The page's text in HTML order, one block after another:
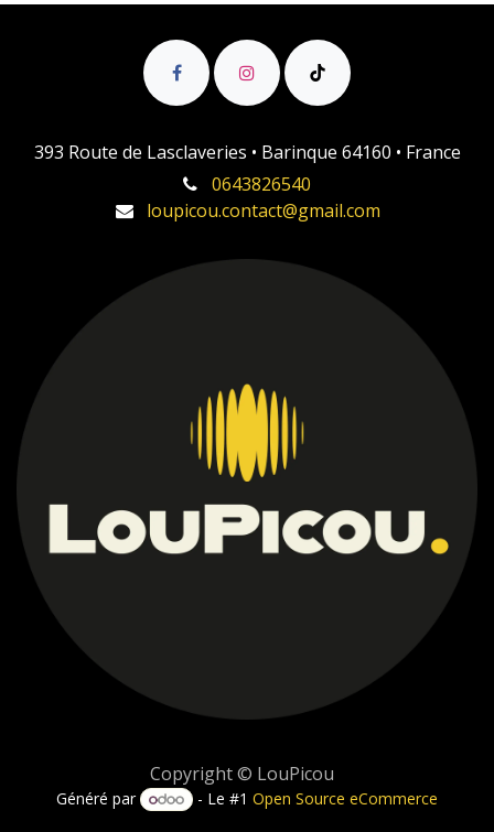
393 Route de Lasclaveries • Barinque 64160 • France
0643826540
loupicou.contact@gmail.com
Copyright © LouPicou
Généré par - Le #1Open Source eCommerce